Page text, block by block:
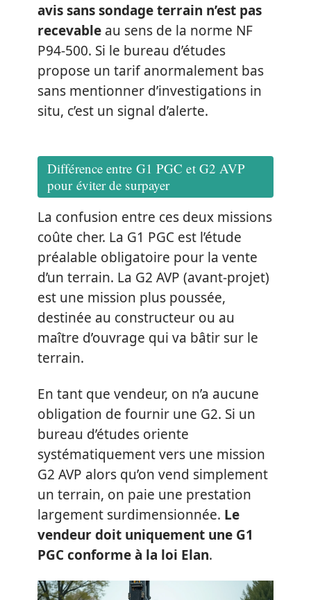
avis sans sondage terrain n’est pas
recevable au sens de la norme NF
P94-500. Si le bureau d’études
propose un tarif anormalement bas
sans mentionner d’investigations in
situ, c’est un signal d’alerte.
Différence entre G1 PGC et G2 AVP
pour éviter de surpayer
La confusion entre ces deux missions
coûte cher. La G1 PGC est l’étude
préalable obligatoire pour la vente
d’un terrain. La G2 AVP (avant-projet)
est une mission plus poussée,
destinée au constructeur ou au
maître d’ouvrage qui va bâtir sur le
terrain.
En tant que vendeur, on n’a aucune
obligation de fournir une G2. Si un
bureau d’études oriente
systématiquement vers une mission
G2 AVP alors qu’on vend simplement
un terrain, on paie une prestation
largement surdimensionnée. Le
vendeur doit uniquement une G1
PGC conforme à la loi Elan.